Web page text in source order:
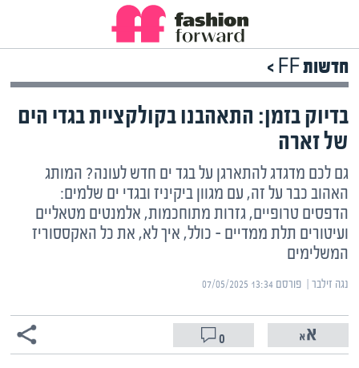
חדשות FF >
בדיוק בזמן: התאהבנו בקולקציית בגדי הים
של זארה
גם לכם מדגדג להתארגן על בגד ים חדש לעונה? המותג
האהוב כבר על זה, עם מגוון ביקיניז ובגדי ים שלמים:
הדפסים טרופיים, גזרות מתוחכמות, אלמנטים מטאליים
ועיטורים תלת ממדיים – כולל, איך לא, את כל האקססוריז
המשלימים
נגה זילבר | ‏פורסם ‎07/05/2025 13:34
0